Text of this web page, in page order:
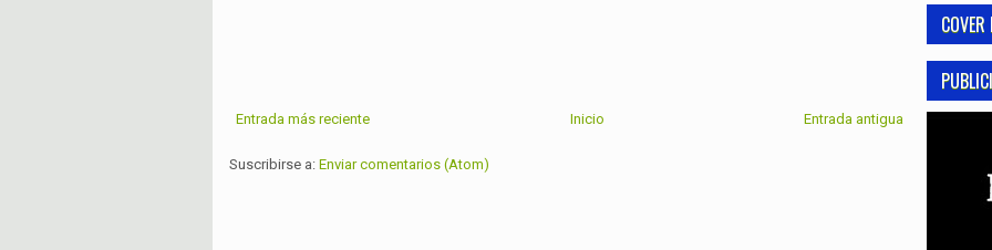
Entrada más reciente Entrada antigua
Inicio
Suscribirse a: Enviar comentarios (Atom)